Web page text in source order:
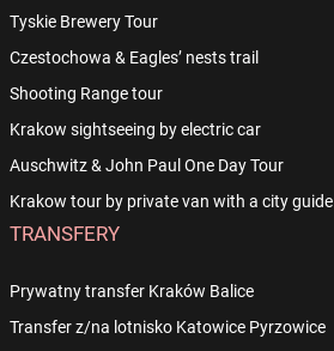
Tyskie Brewery Tour
Czestochowa & Eagles’ nests trail
Shooting Range tour
Krakow sightseeing by electric car
Auschwitz & John Paul One Day Tour
Krakow tour by private van with a city guide
TRANSFERY
Prywatny transfer Kraków Balice
Transfer z/na lotnisko Katowice Pyrzowice